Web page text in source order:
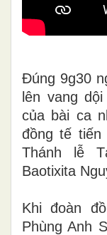
Đúng 9g30
lên vang
của bài ca
đồng tế tiến
Thánh lễ
Baotixita
Khi đoàn
Phùng Anh